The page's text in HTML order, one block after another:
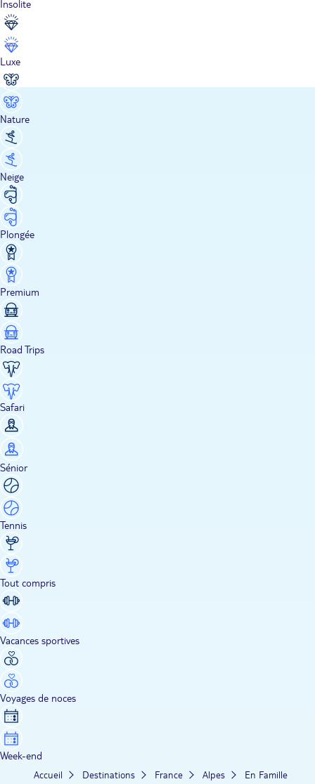
Insolite
Luxe
Nature
Neige
Plongée
Premium
Road Trips
Safari
Sénior
Tennis
Tout compris
Vacances sportives
Voyages de noces
Week-end
Accueil Destinations France Alpes En Famille